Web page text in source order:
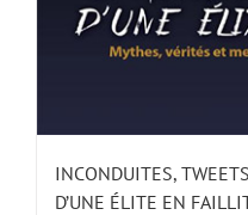
INCONDUITES,
D’UNE ÉLITE EN